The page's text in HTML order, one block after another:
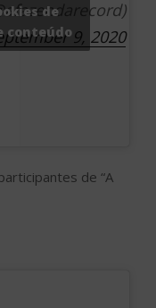
9, 2020
de
conteúdo
de “A